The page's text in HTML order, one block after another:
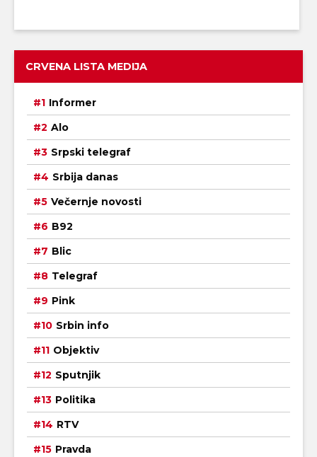
CRVENA LISTA MEDIJA
Informer
Alo
Srpski telegraf
Srbija danas
Večernje novosti
B92
Blic
Telegraf
Pink
Srbin info
Objektiv
Sputnjik
Politika
RTV
Pravda